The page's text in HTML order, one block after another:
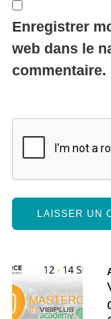
Enregistrer
web dans le
commentaire.